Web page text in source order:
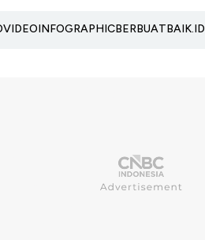
VIDEOINFOGRAPHICBERBUATBAIK.ID